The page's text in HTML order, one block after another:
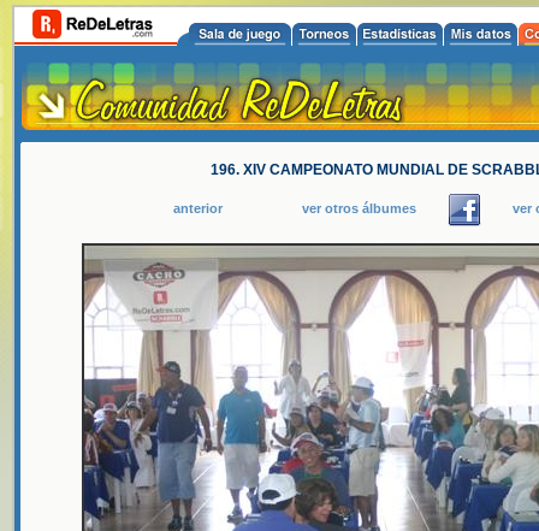
196. XIV CAMPEONATO MUNDIAL DE
anterior ver otros álbumes ver